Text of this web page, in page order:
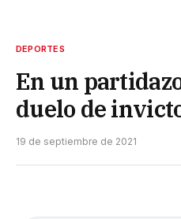
DEPORTES
En un
duelo de
19 de septiembre de 2021